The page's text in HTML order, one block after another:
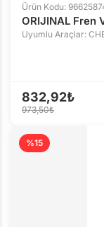
Ürün Kodu:
ORIJINAL Fren
Uyumlu Araçlar:
832,92₺
973,50₺
%15